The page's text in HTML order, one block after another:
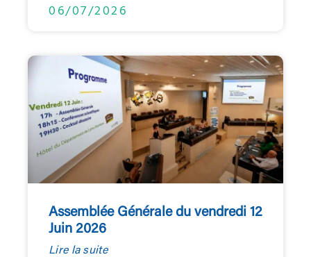
06/07/2026
Assemblée Générale du vendredi 12
Juin 2026
Lire la suite